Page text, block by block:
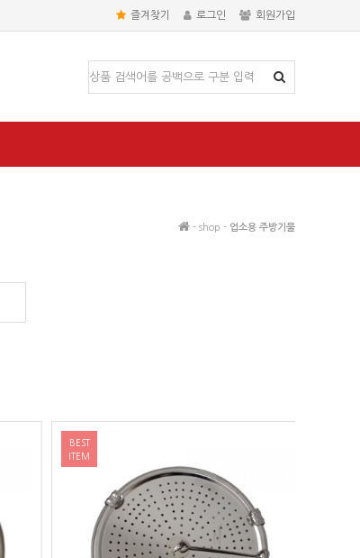
즐겨찾기 로그인 회원가입
- shop - 업소용 주방기물
BEST
ITEM